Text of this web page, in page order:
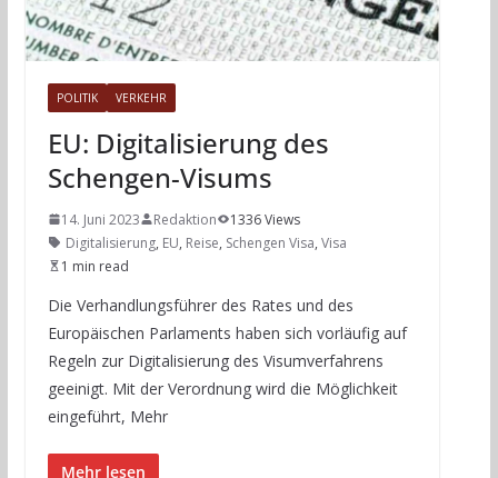
POLITIK VERKEHR
EU: Digitalisierung des
Schengen-Visums
14. Juni 2023 Redaktion
1336 Views
Digitalisierung, EU, Reise, Schengen Visa, Visa
1 min read
Die Verhandlungsführer des Rates und des
Europäischen Parlaments haben sich vorläufig auf
Regeln zur Digitalisierung des Visumverfahrens
geeinigt. Mit der Verordnung wird die Möglichkeit
eingeführt, Mehr
Mehr lesen